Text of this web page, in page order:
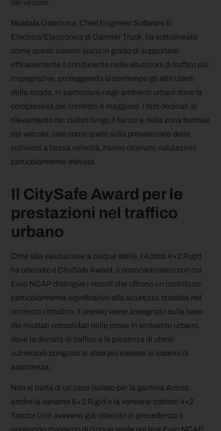
del veicolo.
Mustafa Üstertuna, Chief Engineer Software &
Electrics/Electronics di Daimler Truck, ha sottolineato
come questi sistemi siano in grado di supportare
efficacemente il conducente nelle situazioni di traffico più
impegnative, proteggendo al contempo gli altri utenti
della strada, in particolare negli ambienti urbani dove la
complessità del contesto è maggiore. I test dedicati al
rilevamento dei ciclisti lungo il fianco e nella zona frontale
del veicolo, così come quelli sulla prevenzione delle
collisioni a bassa velocità, hanno ottenuto valutazioni
particolarmente elevate.
Il CitySafe Award per le
prestazioni ne l traffico
urbano
Oltre alla valutazione a cinque stelle, l’Actros 4×2 Rigid
ha ottenuto il CitySafe Award, il riconoscimento con cui
Euro NCAP distingue i veicoli che offrono un contributo
particolarmente significativo alla sicurezza stradale nel
contesto cittadino. Il premio viene assegnato sulla base
dei risultati consolidati nelle prove in ambiente urbano,
dove la densità di traffico e la presenza di utenti
vulnerabili pongono le sfide più elevate ai sistemi di
assistenza.
Non si tratta di un caso isolato per la gamma Actros:
anche la variante 6×2 Rigid e la versione trattore 4×2
Tractor Unit avevano già ottenuto in precedenza il